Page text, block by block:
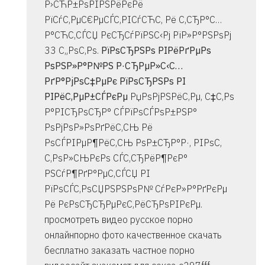
Р›СЋР±РѕРІРЅРёРєРё
РїСѓС‚РµС€РµСЃС‚РІСѓСЋС‚ Рё С‚СЂР°С…
Р°СЋС‚СЃСЏ РєСЂСѓРїРЅС‹Рј РїР»Р°РЅРѕРј
33 С„РѕС‚Рѕ. РїРѕСЂРЅРѕ РІРёРґРµРѕ
РѕРЅР»Р°Р№РЅ Р·СЂРµР»С‹С…
РґР°РјРѕС‡РµРє РїРѕСЂРЅРѕ РІ
РІРёС‚РµР±СЃРєРµ РџРѕРјРЅРёС‚Рµ, С‡С‚Рѕ
Р°РІСЂРѕСЂР° СЃРїРѕСЃРѕР±РЅР°
РѕРјРѕР»РѕРґРёС‚СЊ Рё
РѕСЃРІРµР¶РёС‚СЊ РѕР±СЂР°Р·, РІРѕС‚
С‚РѕР»СЊРєРѕ СЃС‚СЂРёР¶РєР°
РЅСѓР¶РґР°РµС‚СЃСЏ РІ
РїРѕСЃС‚РѕСЏРЅРЅРѕР№ СѓРєР»Р°РґРєРµ
Рё РєРѕСЂСЂРµРєС‚РёСЂРѕРІРєРµ.
просмотреть видео русское порно
онлайнпорно фото качественное скачать
бесплатно заказать частное порно